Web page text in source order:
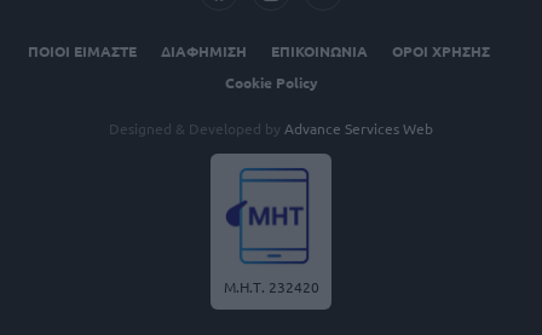
ΠΟΙΟΙ ΕΙΜΑΣΤΕ ΔΙΑΦΗΜΙΣΗ ΕΠΙΚΟΙΝΩΝΙΑ
ΟΡΟΙ ΧΡΗΣΗΣ
Cookie Policy
Designed & Developed by Advance Services Web
Μ.Η.Τ. 232420